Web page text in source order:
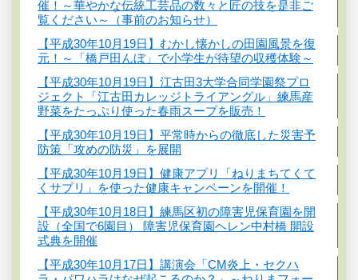
催！～華やかな伝統工芸品の数々と匠の技を是非ご
覧ください～（事前のお知らせ）
【平成30年10月19日】むかし懐かしの田園風景を復
元！～「橋戸田んぼ」で小学生が待望の収穫体験～
【平成30年10月19日】江古田3大学合同学園祭プロ
ジェクト「江古田カレッジトライアングル」練馬産
野菜をたっぷり使った春雨スープを販売！
【平成30年10月19日】平常時からの徹底した災害予
防策「攻めの防災」を展開
【平成30年10月19日】健康アプリ「ねりまちてくて
くサプリ」を使った健康キャンペーンを開催！
【平成30年10月18日】練馬区初の障害児保育園を開
設（全国で6園目） 障害児保育園ヘレン中村橋 開設
式典を開催
【平成30年10月17日】講演会「CM炎上・セクハ